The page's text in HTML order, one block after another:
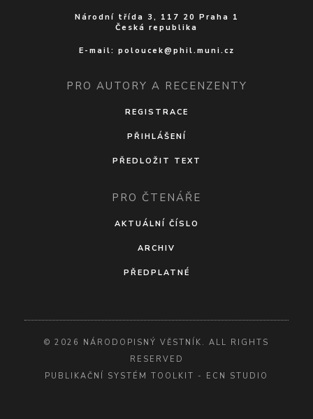
Národní třída 3, 117 20 Praha 1
Česká republika
E-mail: poloucek@phil.muni.cz
PRO AUTORY A RECENZENTY
REGISTRACE
PŘIHLÁŠENÍ
PŘEDLOŽIT TEXT
PRO ČTENÁŘE
AKTUÁLNÍ ČÍSLO
ARCHIV
PŘEDPLATNÉ
© 2026 NÁRODOPISNÝ VĚSTNÍK. ALL RIGHTS
RESERVED
PUBLIKAČNÍ SYSTÉM TOOLKIT - ECN STUDIO